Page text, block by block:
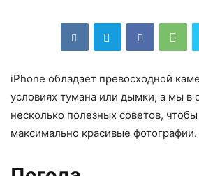
iPhone обладает превосходной
условиях тумана или дымки, а мы в
несколько полезных советов,
максимально красивые фотографии.